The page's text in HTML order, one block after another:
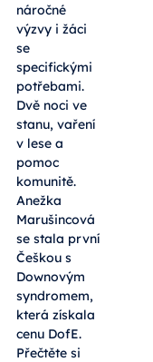
náročné
výzvy i žáci
se
specifickými
potřebami.
Dvě noci ve
stanu, vaření
v lese a
pomoc
komunitě.
Anežka
Marušincová
se stala první
Češkou s
Downovým
syndromem,
která získala
cenu DofE.
Přečtěte si